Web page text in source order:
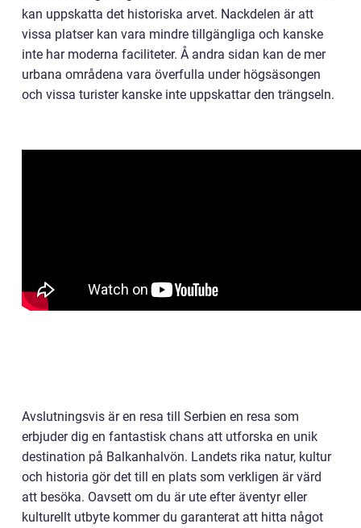
kan uppskatta det historiska arvet. Nackdelen är att
vissa platser kan vara mindre tillgängliga och kanske
inte har moderna faciliteter. Å andra sidan kan de mer
urbana områdena vara överfulla under högsäsongen
och vissa turister kanske inte uppskattar den trängseln.
Avslutningsvis är en resa till Serbien en resa som
erbjuder dig en fantastisk chans att utforska en unik
destination på Balkanhalvön. Landets rika natur, kultur
och historia gör det till en plats som verkligen är värd
att besöka. Oavsett om du är ute efter äventyr eller
kulturellt utbyte kommer du garanterat att hitta något